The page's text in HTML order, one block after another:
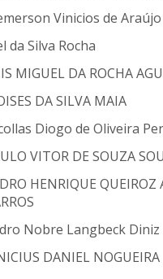
Vinicios de
da Silva Rocha
MIGUEL DA ROCHA
DA SILVA MAIA
Diogo de Oliveira
VITOR DE SOUZA
HENRIQUE QUEIROZ
Nobre Langbeck Diniz
DANIEL NOGUEIRA